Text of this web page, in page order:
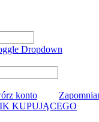
Dropdown
konto
KUPUJĄCEGO